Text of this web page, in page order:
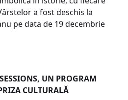
a fost deschis la
pe data de 19 decembrie
UN PROGRAM
CULTURALĂ